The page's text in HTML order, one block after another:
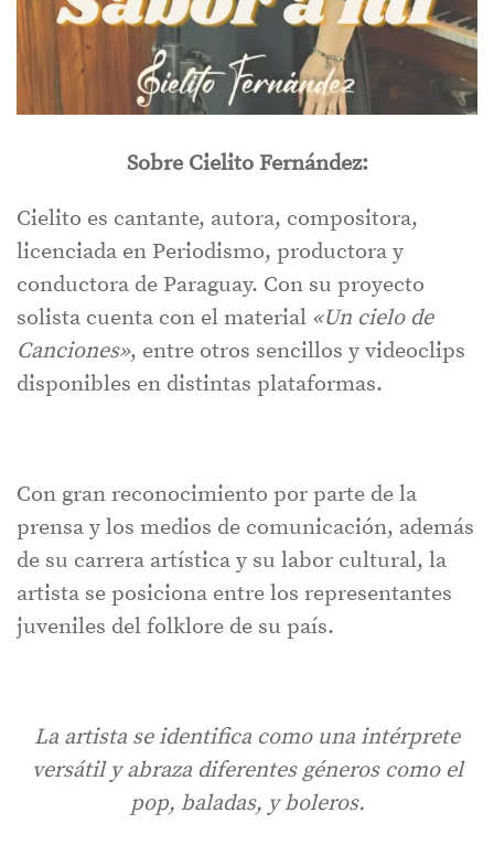
Sobre Cielito Fernández:
Cielito es cantante, autora, compositora,
licenciada en Periodismo, productora y
conductora de Paraguay. Con su proyecto
solista cuenta con el material «Un cielo de
Canciones», entre otros sencillos y videoclips
disponibles en distintas plataformas.
Con gran reconocimiento por parte de la
prensa y los medios de comunicación, además
de su carrera artística y su labor cultural, la
artista se posiciona entre los representantes
juveniles del folklore de su país.
La artista se identifica como una intérprete
versátil y abraza diferentes géneros como el
pop, baladas, y boleros.